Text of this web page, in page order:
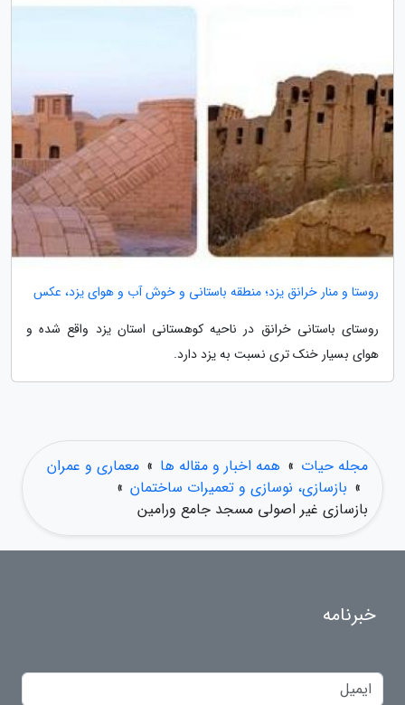
روستا و منار خرانق یزد؛ منطقه باستانی و خوش آب و هوای یزد، عکس
روستای باستانی خرانق در ناحیه کوهستانی استان یزد واقع شده و
هوای بسیار خنک تری نسبت به یزد دارد.
مجله حیات » همه اخبار و مقاله ها » معماری و عمران
» بازسازی، نوسازی و تعمیرات ساختمان »
بازسازی غیر اصولی مسجد جامع ورامین
خبرنامه